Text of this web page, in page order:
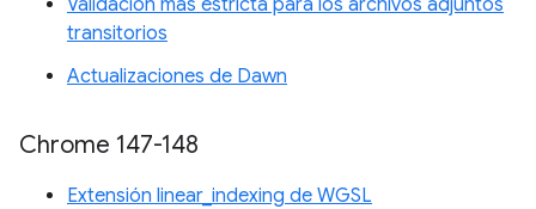
Validación más estricta para los archivos adjuntos
transitorios
Actualizaciones de Dawn
Chrome 147-148
Extensión linear_indexing de WGSL